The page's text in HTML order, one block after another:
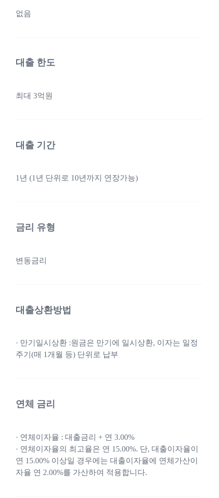
없음
대출 한도
최대 3억원
대출 기간
1년 (1년 단위로 10년까지 연장가능)
금리 유형
변동금리
대출상환방법
· 만기일시상환 :원금은 만기에 일시상환, 이자는 일정
주기(매 1개월 등) 단위로 납부
연체 금리
· 연체이자율 : 대출금리 + 연 3.00%
· 연체이자율의 최고율은 연 15.00%. 단, 대출이자율이
연 15.00% 이상일 경우에는 대출이자율에 연체가산이
자율 연 2.00%를 가산하여 적용합니다.